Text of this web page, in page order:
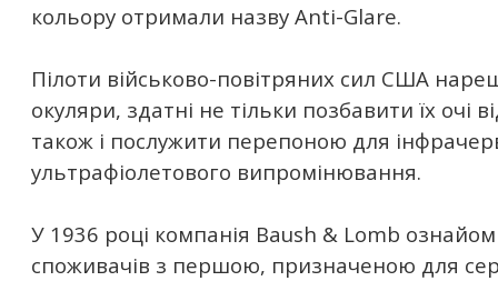
кольору отримали назву Anti-Glare.
Пілоти військово-повітряних сил США
окуляри, здатні не тільки позбавити їх очі
також і послужити перепоною для
ультрафіолетового випромінювання.
У 1936 році компанія Baush & Lomb
споживачів з першою, призначеною для